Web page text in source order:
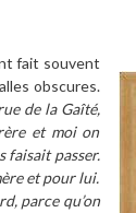
fait souvent
obscures.
de la Gaîté,
et moi on
faisait passer.
et pour lui.
parce qu’on